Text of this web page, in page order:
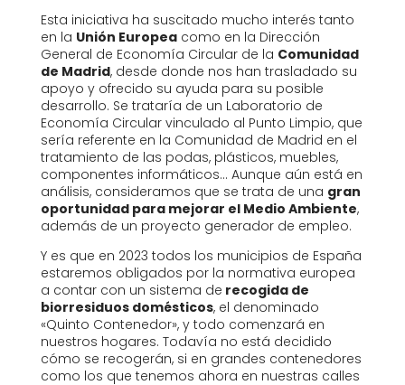
Esta iniciativa ha suscitado mucho interés tanto
en la Unión Europeacomo en la Dirección
General de Economía Circular de la Comunidad
de Madrid, desde donde nos han trasladado su
apoyo y ofrecido su ayuda para su posible
desarrollo. Se trataría de un Laboratorio de
Economía Circular vinculado al Punto Limpio, que
sería referente en la Comunidad de Madrid en el
tratamiento de las podas, plásticos, muebles,
componentes informáticos… Aunque aún está en
análisis, consideramos que se trata de una gran
oportunidad para mejorar el Medio Ambiente,
además de un proyecto generador de empleo.
Y es que en 2023 todos los municipios de España
estaremos obligados por la normativa europea
a contar con un sistema de recogida de
biorresiduos domésticos, el denominado
«Quinto Contenedor», y todo comenzará en
nuestros hogares. Todavía no está decidido
cómo se recogerán, si en grandes contenedores
como los que tenemos ahora en nuestras calles